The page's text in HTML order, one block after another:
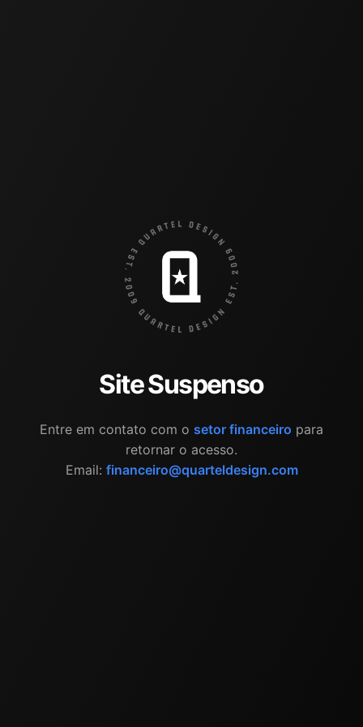
Site Suspenso
Entre em contato com o setor financeiro para
retornar o acesso.
Email: financeiro@quarteldesign.com